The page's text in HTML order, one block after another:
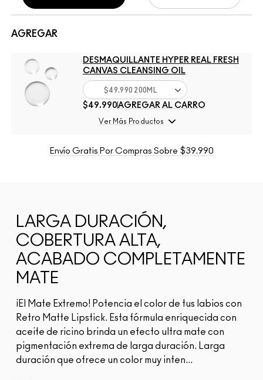
AGREGAR
DESMAQUILLANTE HYPER REAL FRESH
CANVAS CLEANSING OIL
$49.990 200ML
$49.990AGREGAR AL CARRO
Ver Más Productos
Envío Gratis Por Compras Sobre $39.990
LARGA DURACIÓN,
COBERTURA ALTA,
ACABADO COMPLETAMENTE
MATE
¡El Mate Extremo! Potencia el color de tus labios con
Retro Matte Lipstick. Esta fórmula enriquecida con
aceite de ricino brinda un efecto ultra mate con
pigmentación extrema de larga duración. Larga
duración que ofrece un color muy inten...